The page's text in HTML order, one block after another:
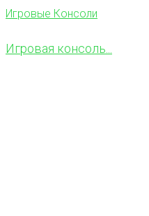
Игровые Консоли
Игровая консоль...